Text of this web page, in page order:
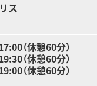
ス
（休憩60分）
（休憩60分）
（休憩60分）